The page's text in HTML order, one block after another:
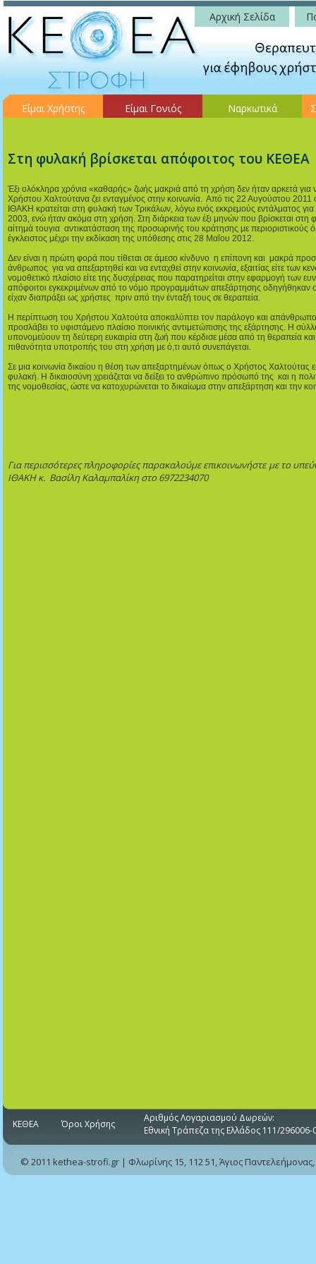
Αρχική Σελίδα
Είμαι Χρήστης Είμαι Γονιός Ναρκωτικά
Στη φυλακή βρίσκεται απόφοιτος του ΚΕΘΕΑ
Έξι ολόκληρα χρόνια «καθαρής» ζωής μακριά από τη χρήση δεν ήταν αρκετά για
Χρήστου Χαλτούτανα ζει ενταγμένος στην κοινωνία. Από τις 22 Αυγούστου
ΙΘΑΚΗ κρατείται στη φυλακή των Τρικάλων, λόγω ενός εκκρεμούς εντάλματος
2003, ενώ ήταν ακόμα στη χρήση. Στη διάρκεια των έξι μηνών που βρίσκεται
αίτημά τουγια αντικατάσταση της προσωρινής του κράτησης με περιοριστικούς
έγκλειστος μέχρι την εκδίκαση της υπόθεσης στις 28 Μαΐου 2012.
Δεν είναι η πρώτη φορά που τίθεται σε άμεσο κίνδυνο η επίπονη και μακρά
άνθρωπος για να απεξαρτηθεί και να ενταχθεί στην κοινωνία, εξαιτίας είτε των
νομοθετικό πλαίσιο είτε της δυσχέρειας που παρατηρείται στην εφαρμογή των
απόφοιτοι εγκεκριμένων από το νόμο προγραμμάτων απεξάρτησης οδηγήθηκαν
είχαν διαπράξει ως χρήστες πριν από την ένταξή τους σε θεραπεία.
Η περίπτωση του Χρήστου Χαλτούτα αποκαλύπτει τον παράλογο και
προσλάβει το υφιστάμενο πλαίσιο ποινικής αντιμετώπισης της εξάρτησης. Η
υπονομεύουν τη δεύτερη ευκαιρία στη ζωή που κέρδισε μέσα από τη θεραπεία
πιθανότητα υποτροπής του στη χρήση με ό,τι αυτό συνεπάγεται.
Σε μια κοινωνία δικαίου η θέση των απεξαρτημένων όπως ο Χρήστος Χαλτούτας
φυλακή. Η δικαιοσύνη χρειάζεται να δείξει το ανθρώπινο πρόσωπό της και η
της νομοθεσίας, ώστε να κατοχυρώνεται το δικαίωμα στην απεξάρτηση και την
Για περισσότερες πληροφορίες παρακαλούμε επικοινωνήστεμε το
ΙΘΑΚΗ κ. Βασίλη Καλαμπαλίκη στο 6972234070
ΚΕΘΕΑ Όροι Χρήσης
Αριθμός Λογαριασμού Δωρεών:
Εθνική Τράπεζα της Ελλάδος 111/296006-
© 2011 kethea-strofi.gr | Φλωρίνης 15, 112 51, Άγιος Παντελεήμονας,